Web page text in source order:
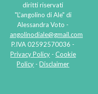
diritti riservati
"L'angolino di Ale" di
Alessandra Voto -
angolinodiale@gmail.com
P.IVA 02592570036 -
Privacy Policy- Cookie
Policy -Disclaimer